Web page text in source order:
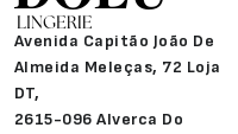
Avenida Capitão João De
Almeida Meleças, 72 Loja
DT,
2615-096 Alverca Do